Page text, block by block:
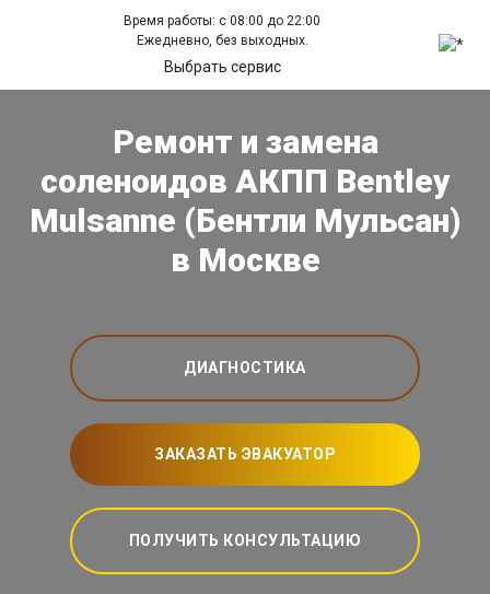
Время работы: с 08:00 до 22:00
Ежедневно, без выходных.
Выбрать сервис
Ремонт и замена
соленоидов АКПП Bentley
Mulsanne (Бентли Мульсан)
в Москве
ДИАГНОСТИКА
ЗАКАЗАТЬ ЭВАКУАТОР
ПОЛУЧИТЬ КОНСУЛЬТАЦИЮ